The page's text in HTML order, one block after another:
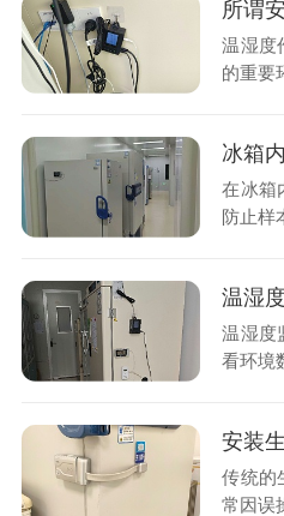
温湿度
的重要
在冰箱
防止样
温湿度
看环境
传统的
常因误